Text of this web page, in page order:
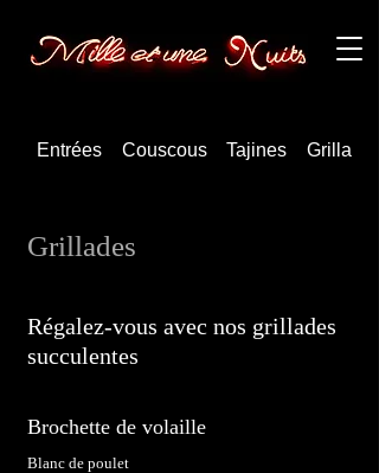
Entrées Couscous Tajines Grillades
Grillades
Régalez-vous avec nos grillades
succulentes
Brochette de volaille
Blanc de poulet